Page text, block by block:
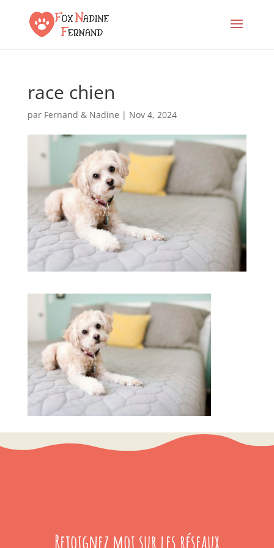
race chien
par Fernand & Nadine | Nov 4, 2024
Rejoignez moi sur les réseaux